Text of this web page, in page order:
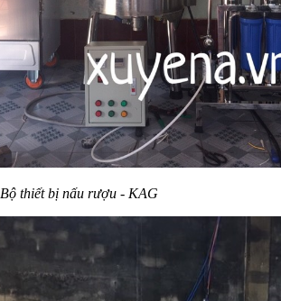
Bộ thiết bị nấu rượu - KAG